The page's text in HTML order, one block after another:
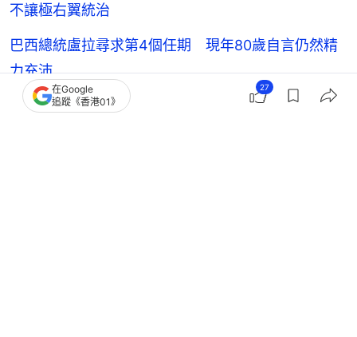
不讓極右翼統治
巴西總統盧拉尋求第4個任期 現年80歲自言仍然精
力充沛
特朗普政府撤銷巴西駐美大使簽證 報復巴西拒發美
在Google
追蹤《香港01》
27